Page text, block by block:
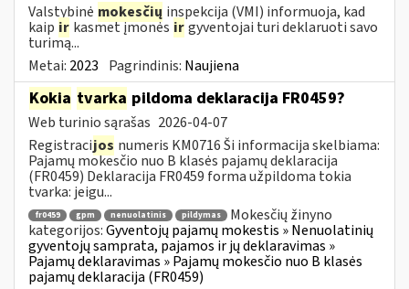
Valstybinė mokesčių inspekcija (VMI) informuoja, kad
kaip ir kasmet įmonės irgyventojai turi deklaruoti savo
turimą...
Metai: 2023 Pagrindinis: Naujiena
Kokia tvarka pildoma deklaracija FR0459?
Web turinio sąrašas 2026-04-07
Registracijos numeris KM0716 Ši informacija skelbiama:
Pajamų mokesčio nuo B klasės pajamų deklaracija
(FR0459) Deklaracija FR0459 forma užpildoma tokia
tvarka: jeigu...
fr0459 gpm nenuolatinis pildymas
Mokesčių žinyno
kategorijos:Gyventojų pajamų mokestis » Nenuolatinių
gyventojų samprata, pajamos ir jų deklaravimas »
Pajamų deklaravimas » Pajamų mokesčio nuo B klasės
pajamų deklaracija (FR0459)